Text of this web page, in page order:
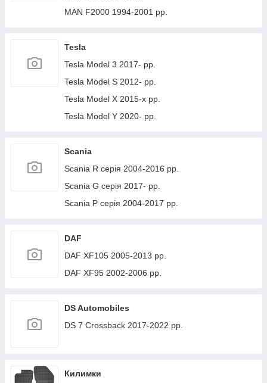
MAN F2000 1994-2001 рр.
Tesla
Tesla Model 3 2017- рр.
Tesla Model S 2012- рр.
Tesla Model X 2015-х рр.
Tesla Model Y 2020- рр.
Scania
Scania R серія 2004-2016 рр.
Scania G серія 2017- рр.
Scania P серія 2004-2017 рр.
DAF
DAF XF105 2005-2013 рр.
DAF XF95 2002-2006 рр.
DS Automobiles
DS 7 Crossback 2017-2022 рр.
Килимки